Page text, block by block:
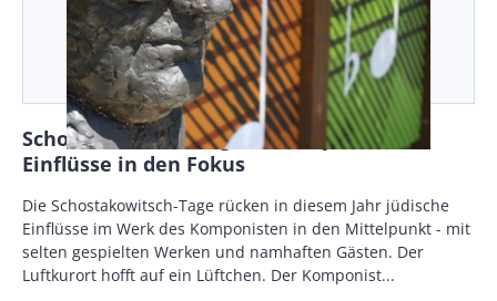
Schostakowitsch-Tage rücken jüdische
Einflüsse in den Fokus
Body
Die Schostakowitsch-Tage rücken in diesem Jahr jüdische
Einflüsse im Werk des Komponisten in den Mittelpunkt - mit
selten gespielten Werken und namhaften Gästen. Der
Luftkurort hofft auf ein Lüftchen. Der Komponist...